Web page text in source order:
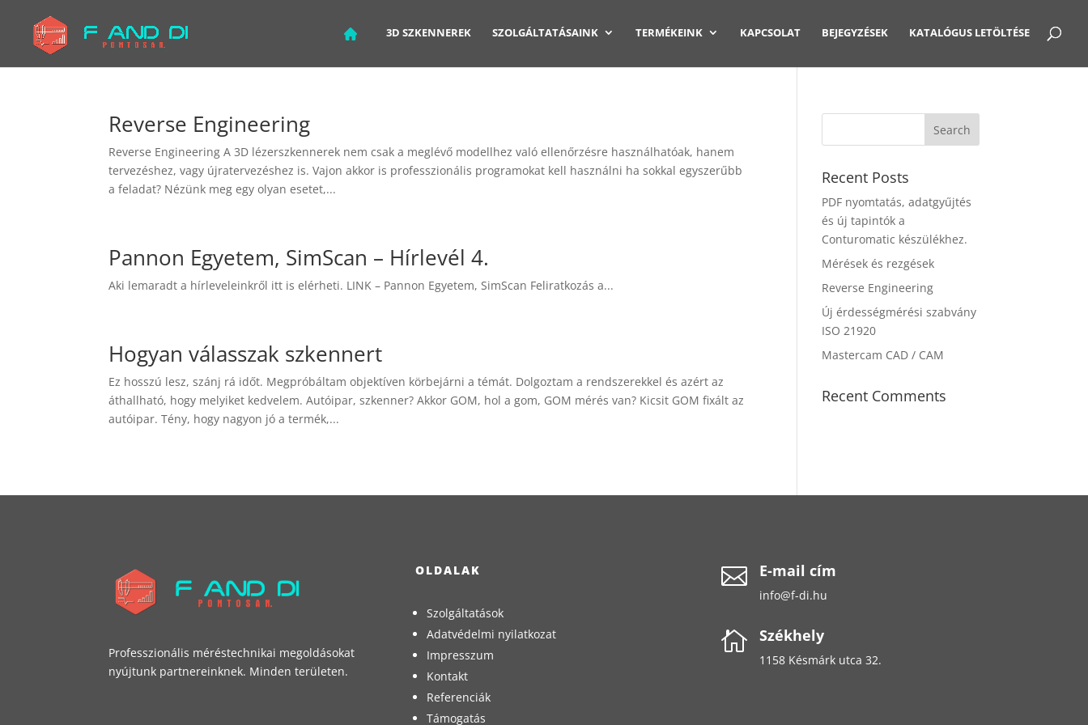
3D SZKENNEREK SZOLGÁLTATÁSAINK TERMÉKEINK KAPCSOLAT BEJEGYZÉSEK KATALÓGUS LETÖLTÉSE
Reverse Engineering
Reverse Engineering A 3D lézerszkennerek nem csak a meglévő modellhez való ellenőrzésre használhatóak, hanem
tervezéshez, vagy újratervezéshez is. Vajon akkor is professzionális programokat kell használni ha sokkal egyszerűbb
a feladat? Nézünk meg egy olyan esetet,...
Pannon Egyetem, SimScan – Hírlevél 4.
Aki lemaradt a hírleveleinkről itt is elérheti. LINK – Pannon Egyetem, SimScan Feliratkozás a...
Hogyan válasszak szkennert
Ez hosszú lesz, szánj rá időt. Megpróbáltam objektíven körbejárni a témát. Dolgoztam a rendszerekkel és azért az
áthallható, hogy melyiket kedvelem. Autóipar, szkenner? Akkor GOM, hol a gom, GOM mérés van? Kicsit GOM fixált az
autóipar. Tény, hogy nagyon jó a termék,...
Recent Posts
PDF nyomtatás, adatgyűjtés
és új tapintók a
Conturomatic készülékhez.
Mérések és rezgések
Reverse Engineering
Új érdességmérési szabvány
ISO 21920
Mastercam CAD / CAM
Recent Comments
Professzionális méréstechnikai megoldásokat
nyújtunk partnereinknek. Minden területen.
OLDALAK
Szolgáltatások
Adatvédelmi nyilatkozat
Impresszum
Kontakt
Referenciák
Támogatás
 E-mail cím
info@f-di.hu
 Székhely
1158 Késmárk utca 32.